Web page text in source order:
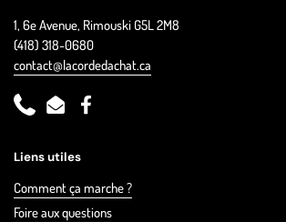
1, 6e Avenue, Rimouski G5L 2M8
(418) 318-0680
contact@lacordedachat.ca
PhoneEmailFacebook
Liens utiles
Comment ça marche ?
Foire aux questions